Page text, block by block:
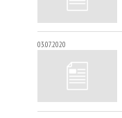
03.07.2020